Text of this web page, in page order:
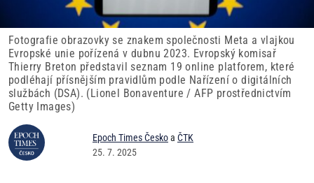
Fotografie obrazovky se znakem společnosti Meta a vlajkou
Evropské unie pořízená v dubnu 2023. Evropský komisař
Thierry Breton představil seznam 19 online platforem, které
podléhají přísnějším pravidlům podle Nařízení o digitálních
službách (DSA). (Lionel Bonaventure / AFP prostřednictvím
Getty Images)
Epoch Times Českoa ČTK
25. 7. 2025